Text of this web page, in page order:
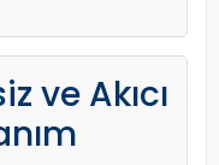
ve Akıcı